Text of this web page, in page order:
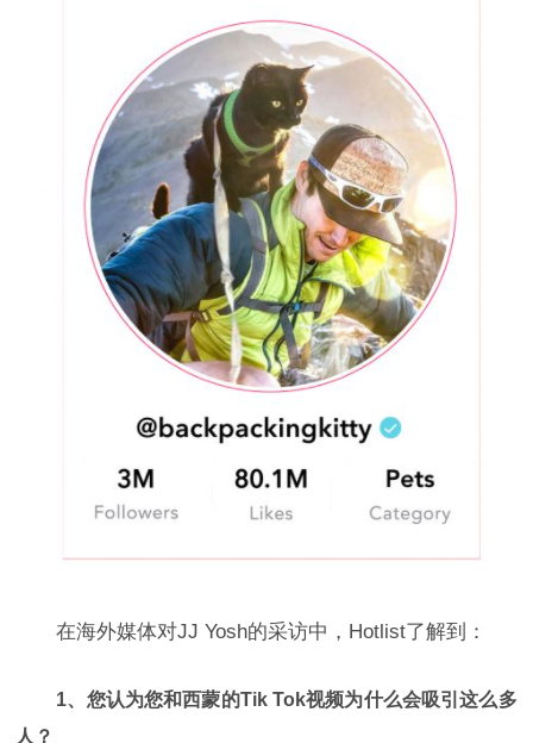
在海外媒体对JJ Yosh的采访中，Hotlist了解到：
1、您认为您和西蒙的Tik Tok视频为什么会吸引这么多
人？